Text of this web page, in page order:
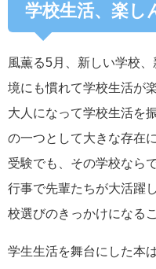
学校生活、楽し
風薫る5月、新しい学校
境にも慣れて学校生活が
大人になって学校生活を
の一つとして大きな存在
受験でも、その学校なら
行事で先輩たちが大活躍
校選びのきっかけになる
学生生活を舞台にした本